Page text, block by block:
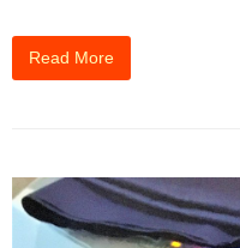
Read More